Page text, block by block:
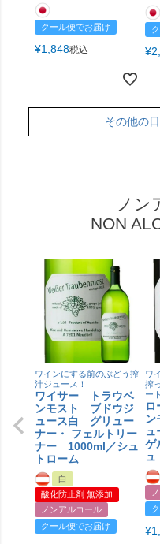
クール便でお届け
¥1,848税込 ¥
その他の
ノン
NON
ワインにする前のぶどう搾
汁ジュース！
ワイサー トラウベ
ンモスト ブドウジ
ュース白 グリュー
ナー・ フェルトリー
ナー 1000ml／シュ
トローム
白
酸化防止剤 無添加
ノンアルコール
クール便でお届け
ワ
搾
ー
ゲ
ュ
¥